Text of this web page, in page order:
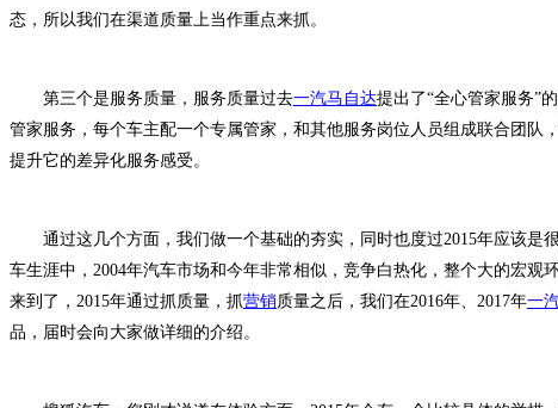
态，所以我们在渠道质量上当作重点来抓。
第三个是服务质量，服务质量过去一汽马自达提出了“全心管家服务”
管家服务，每个车主配一个专属管家，和其他服务岗位人员组成联合团队
提升它的差异化服务感受。
通过这几个方面，我们做一个基础的夯实，同时也度过2015年应该是
车生涯中，2004年汽车市场和今年非常相似，竞争白热化，整个大的宏观
来到了，2015年通过抓质量，抓营销质量之后，我们在2016年、2017年一
品，届时会向大家做详细的介绍。